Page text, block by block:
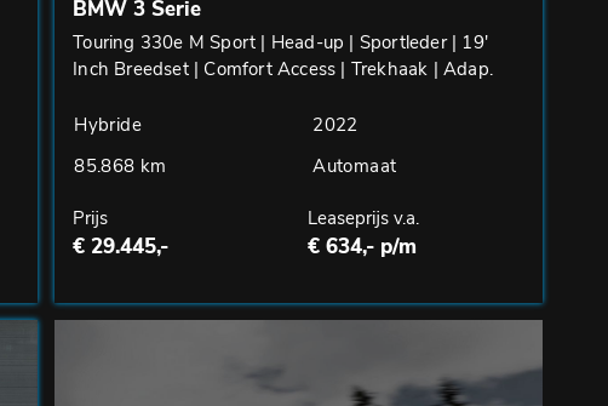
BMW 3 Serie
Touring 330e M Sport | Head-up | Sportleder | 19'
Inch Breedset | Comfort Access | Trekhaak | Adap.
Hybride
2022
85.868 km
Automaat
Prijs
€ 29.445,-
Leaseprijs v.a.
€ 634,- p/m